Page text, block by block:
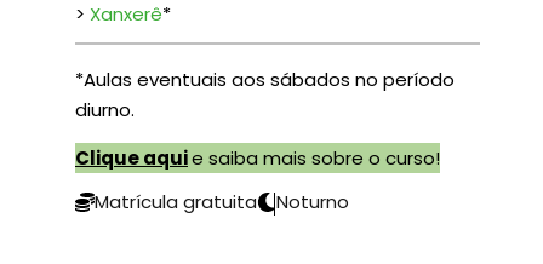
> Xanxerê*
*Aulas eventuais aos sábados no período
diurno.
Clique aquie saiba mais sobre o curso!
Matrícula gratuita
Noturno